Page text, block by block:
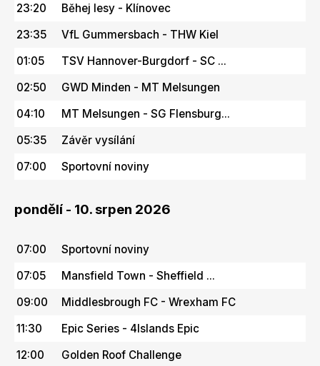
23:20
Běhej lesy - Klínovec
23:35
VfL Gummersbach - THW Kiel
01:05
TSV Hannover-Burgdorf - SC ...
02:50
GWD Minden - MT Melsungen
04:10
MT Melsungen - SG Flensburg...
05:35
Závěr vysílání
07:00
Sportovní noviny
pondělí - 10. srpen 2026
07:00
Sportovní noviny
07:05
Mansfield Town - Sheffield ...
09:00
Middlesbrough FC - Wrexham FC
11:30
Epic Series - 4Islands Epic
12:00
Golden Roof Challenge